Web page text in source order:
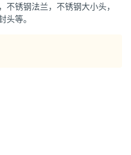
锈钢法兰，不锈钢大小头，
头等。